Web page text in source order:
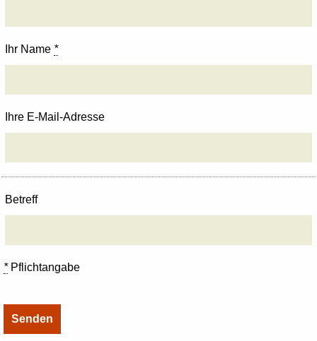
Ihr Name *
Ihre E-Mail-Adresse
Betreff
*Pflichtangabe